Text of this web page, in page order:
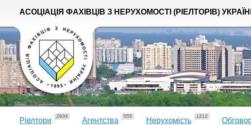
АСОЦІАЦІЯ ФАХІВЦІВ З НЕРУХОМОСТІ (РІЕЛТОРІВ)
Ріелтори
2934
Агентства
555
Нерухомість
1212